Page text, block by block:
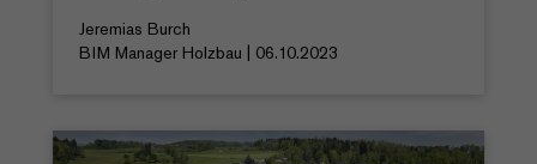
Jeremias Burch
BIM Manager Holzbau | 06.10.2023